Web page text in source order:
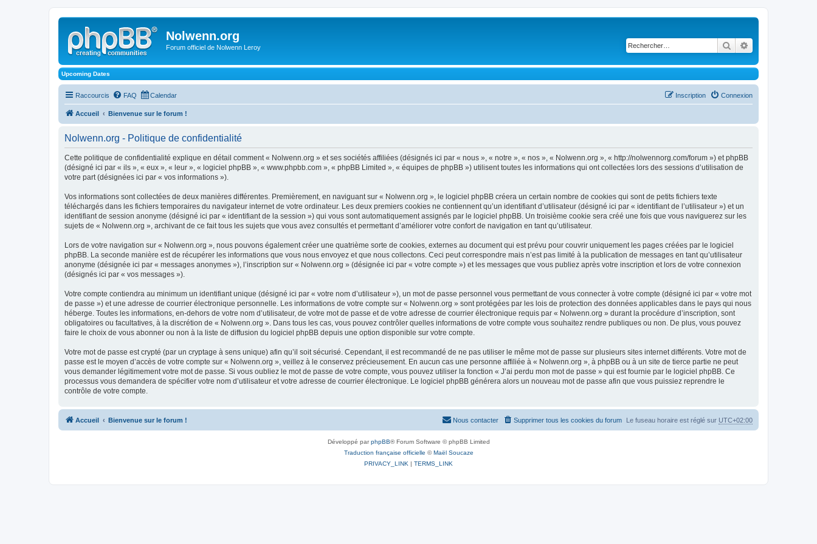
Nolwenn.org
Forum officiel de Nolwenn Leroy Rechercher
Upcoming Dates
Raccourcis FAQ Calendar Connexion
Inscription
Accueil Bienvenue sur le forum !
Nolwenn.org - Politique de confidentialité
Cette politique de confidentialité explique en détail comment « Nolwenn.org » et ses sociétés affiliées (désignés ici par « nous », « notre », « nos », « Nolwenn.org », « http://nolwennorg.com/forum ») et phpBB
(désigné ici par « ils », « eux », « leur », « logiciel phpBB », « www.phpbb.com », « phpBB Limited », « équipes de phpBB ») utilisent toutes les informations qui ont collectées lors des sessions d’utilisation de
votre part (désignées ici par « vos informations »).
Vos informations sont collectées de deux manières différentes. Premièrement, en naviguant sur « Nolwenn.org », le logiciel phpBB créera un certain nombre de cookies qui sont de petits fichiers texte
téléchargés dans les fichiers temporaires du navigateur internet de votre ordinateur. Les deux premiers cookies ne contiennent qu’un identifiant d’utilisateur (désigné ici par « identifiant de l’utilisateur ») et un
identifiant de session anonyme (désigné ici par « identifiant de la session ») qui vous sont automatiquement assignés par le logiciel phpBB. Un troisième cookie sera créé une fois que vous naviguerez sur les
sujets de « Nolwenn.org », archivant de ce fait tous les sujets que vous avez consultés et permettant d’améliorer votre confort de navigation en tant qu’utilisateur.
Lors de votre navigation sur « Nolwenn.org », nous pouvons également créer une quatrième sorte de cookies, externes au document qui est prévu pour couvrir uniquement les pages créées par le logiciel
phpBB. La seconde manière est de récupérer les informations que vous nous envoyez et que nous collectons. Ceci peut correspondre mais n’est pas limité à la publication de messages en tant qu’utilisateur
anonyme (désignée ici par « messages anonymes »), l’inscription sur « Nolwenn.org » (désignée ici par « votre compte ») et les messages que vous publiez après votre inscription et lors de votre connexion
(désignés ici par « vos messages »).
Votre compte contiendra au minimum un identifiant unique (désigné ici par « votre nom d’utilisateur »), un mot de passe personnel vous permettant de vous connecter à votre compte (désigné ici par « votre mot
de passe ») et une adresse de courrier électronique personnelle. Les informations de votre compte sur « Nolwenn.org » sont protégées par les lois de protection des données applicables dans le pays qui nous
héberge. Toutes les informations, en-dehors de votre nom d’utilisateur, de votre mot de passe et de votre adresse de courrier électronique requis par « Nolwenn.org » durant la procédure d’inscription, sont
obligatoires ou facultatives, à la discrétion de « Nolwenn.org ». Dans tous les cas, vous pouvez contrôler quelles informations de votre compte vous souhaitez rendre publiques ou non. De plus, vous pouvez
faire le choix de vous abonner ou non à la liste de diffusion du logiciel phpBB depuis une option disponible sur votre compte.
Votre mot de passe est crypté (par un cryptage à sens unique) afin qu’il soit sécurisé. Cependant, il est recommandé de ne pas utiliser le même mot de passe sur plusieurs sites internet différents. Votre mot de
passe est le moyen d’accès de votre compte sur « Nolwenn.org », veillez à le conservez précieusement. En aucun cas une personne affiliée à « Nolwenn.org », à phpBB ou à un site de tierce partie ne peut
vous demander légitimement votre mot de passe. Si vous oubliez le mot de passe de votre compte, vous pouvez utiliser la fonction « J’ai perdu mon mot de passe » qui est fournie par le logiciel phpBB. Ce
processus vous demandera de spécifier votre nom d’utilisateur et votre adresse de courrier électronique. Le logiciel phpBB générera alors un nouveau mot de passe afin que vous puissiez reprendre le
contrôle de votre compte.
Accueil Bienvenue sur le forum ! Le fuseau horaire est réglé sur UTC+02:00
Supprimer tous les cookies du forum
Nous contacter
Développé parphpBB® Forum Software © phpBB Limited
Traduction française officielle ©Maël Soucaze
PRIVACY_LINK | TERMS_LINK